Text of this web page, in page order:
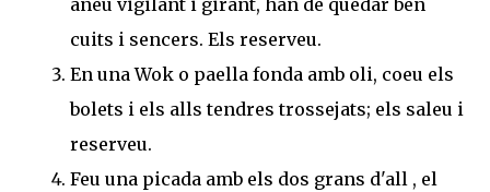
aneu vigilant i girant, han de quedar ben
cuits i sencers. Els reserveu.
En una Wok o paella fonda amb oli, coeu els
bolets i els alls tendres trossejats; els saleu i
reserveu.
Feu una picada amb els dos grans d'all , el